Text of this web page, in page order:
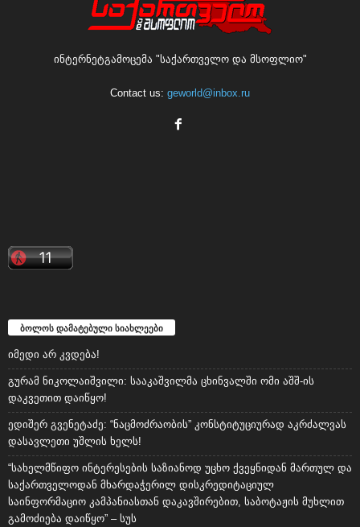
ინტერნეტგამოცემა "საქართველო და მსოფლიო"
Contact us: geworld@inbox.ru
ბოლოს დამატებული სიახლეები
იმედი არ კვდება!
გურამ ნიკოლაიშვილი: სააკაშვილმა ცხინვალში ომი აშშ-ის
დაკვეთით დაიწყო!
ედიშერ გვენეტაძე: “ნაცმოძრაობის” კონსტიტუციურად აკრძალვას
დასავლეთი უშლის ხელს!
“სახელმწიფო ინტერესების საზიანოდ უცხო ქვეყნიდან მართულ და
საქართველოდან მხარდაჭერილ დისკრედიტაციულ
საინფორმაციო კამპანიასთან დაკავშირებით, საბოტაჟის მუხლით
გამოძიება დაიწყო” – სუს